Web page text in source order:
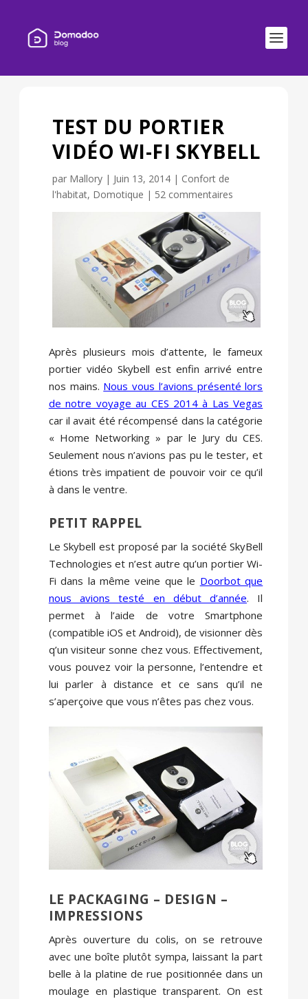
TEST DU PORTIER
VIDÉO WI-FI SKYBELL
par Mallory| Juin 13, 2014| Confort de
l'habitat, Domotique | 52 commentaires
Après plusieurs mois d’attente, le fameux
portier vidéo Skybell est enfin arrivé entre
nos mains. Nous vous l’avions présenté lors
de notre voyage au CES 2014 à Las Vegas
car il avait été récompensé dans la catégorie
« Home Networking » par le Jury du CES.
Seulement nous n’avions pas pu le tester, et
étions très impatient de pouvoir voir ce qu’il
à dans le ventre.
PETIT RAPPEL
Le Skybell est proposé par la société SkyBell
Technologies et n’est autre qu’un portier Wi-
Fi dans la même veine que le Doorbot que
nous avions testé en début d’année. Il
permet à l’aide de votre Smartphone
(compatible iOS et Android), de visionner dès
q’un visiteur sonne chez vous. Effectivement,
vous pouvez voir la personne, l’entendre et
lui parler à distance et ce sans qu’il ne
s’aperçoive que vous n’êtes pas chez vous.
LE PACKAGING – DESIGN –
IMPRESSIONS
Après ouverture du colis, on se retrouve
avec une boîte plutôt sympa, laissant la part
belle à la platine de rue positionnée dans un
moulage en plastique transparent. On est